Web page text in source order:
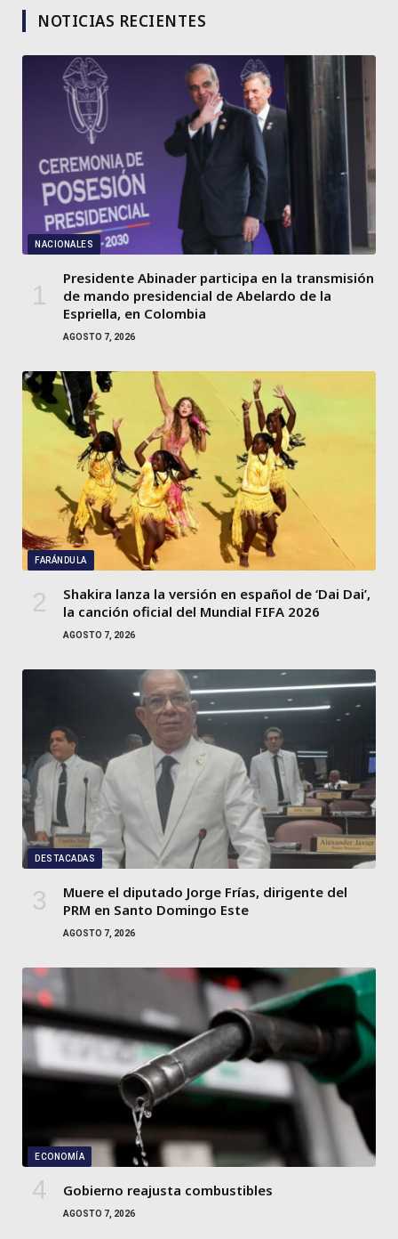
NOTICIAS RECIENTES
NACIONALES
Presidente Abinader participa en la transmisión
de mando presidencial de Abelardo de la
Espriella, en Colombia
AGOSTO 7, 2026
FARÁNDULA
Shakira lanza la versión en español de ‘Dai Dai’,
la canción oficial del Mundial FIFA 2026
AGOSTO 7, 2026
DESTACADAS
Muere el diputado Jorge Frías, dirigente del
PRM en Santo Domingo Este
AGOSTO 7, 2026
ECONOMÍA
Gobierno reajusta combustibles
AGOSTO 7, 2026